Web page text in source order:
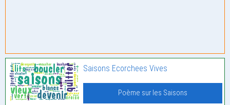
Saisons Ecorchees Vives
Poème sur les Saisons